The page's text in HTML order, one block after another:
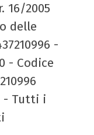
16/2005
delle
-
- Codice
- Tutti i